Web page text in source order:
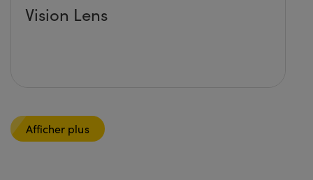
Vision Lens
Afficher plus